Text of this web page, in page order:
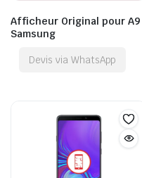
Afficheur Original pour A9
Samsung
Devis via WhatsApp